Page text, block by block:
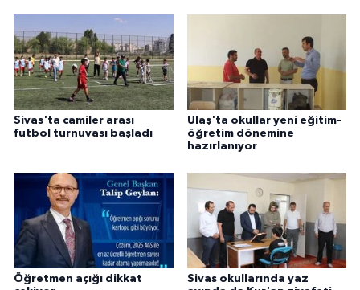
Sivas'ta camiler arası
futbol turnuvası başladı
Ulaş'ta okullar yeni eğitim-
öğretim dönemine
hazırlanıyor
Öğretmen açığı dikkat
Sivas okullarında yaz